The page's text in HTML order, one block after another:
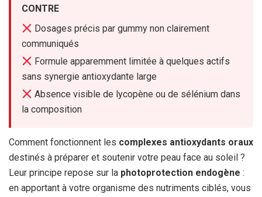
CONTRE
Dosages précis par gummy non clairement
communiqués
Formule apparemment limitée à quelques actifs
sans synergie antioxydante large
Absence visible de lycopène ou de sélénium dans
la composition
Comment fonctionnent les complexes antioxydants oraux
destinés à préparer et soutenir votre peau face au soleil ?
Leur principe repose sur la photoprotection endogène :
en apportant à votre organisme des nutriments ciblés, vous